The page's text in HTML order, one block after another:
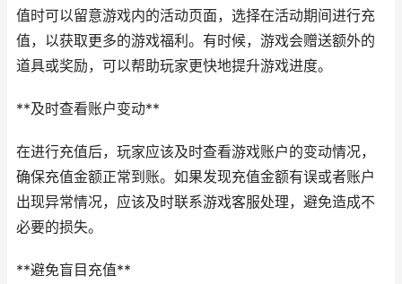
值时可以留意游戏内的活动页面，选择在活动期间进行充
值，以获取更多的游戏福利。有时候，游戏会赠送额外的
道具或奖励，可以帮助玩家更快地提升游戏进度。
**及时查看账户变动**
在进行充值后，玩家应该及时查看游戏账户的变动情况，
确保充值金额正常到账。如果发现充值金额有误或者账户
出现异常情况，应该及时联系游戏客服处理，避免造成不
必要的损失。
**避免盲目充值**